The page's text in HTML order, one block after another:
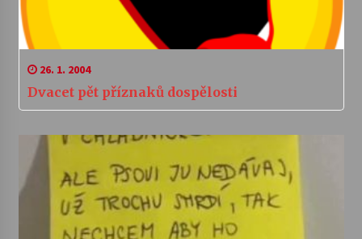
26. 1. 2004
Dvacet pět příznaků dospělosti